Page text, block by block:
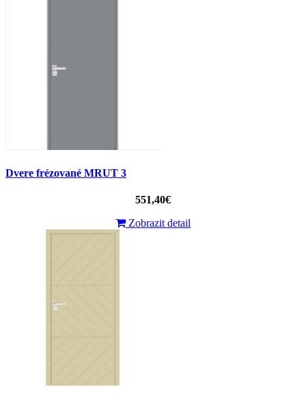
Dvere frézované MRUT 3
551,40€
Zobrazit detail